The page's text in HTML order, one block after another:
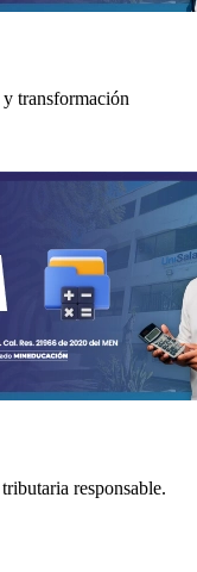
transformación
responsable.